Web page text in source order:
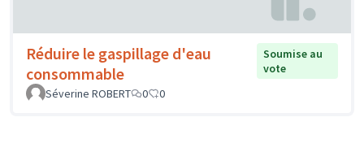
Réduire le gaspillage d'eau
consommable
Soumise au
vote
Séverine ROBERT
0 0